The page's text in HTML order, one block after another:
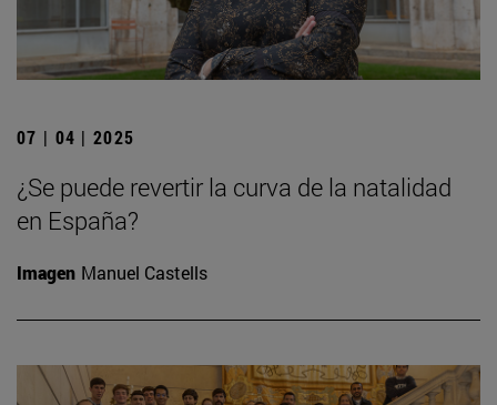
07 | 04 | 2025
¿Se puede revertir la curva de la natalidad
en España?
Imagen Manuel Castells